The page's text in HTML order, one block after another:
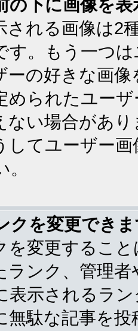
の下に画像を
される画像は2
す。もう一つ
ーの好きな画
められたユー
ない場合があ
してユーザー
クを変更でき
を変更するこ
ランク、管理
表示されるラ
無駄な記事を